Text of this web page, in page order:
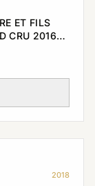
ET FILS
CRU 2016
2018